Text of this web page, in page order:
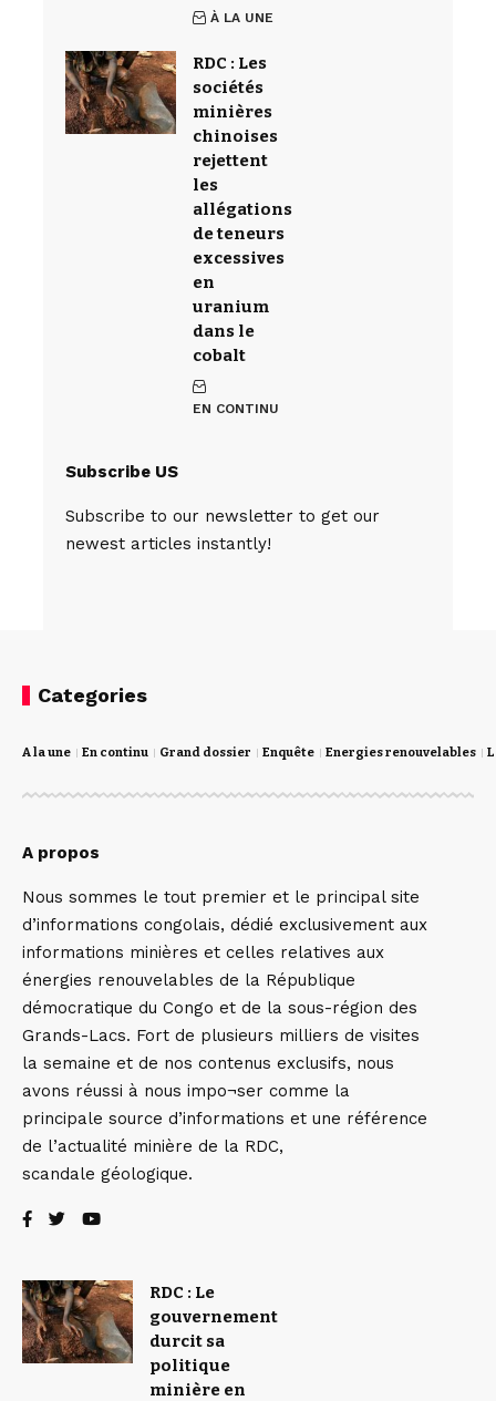
À LA UNE
RDC : Les
sociétés
minières
chinoises
rejettent
les
allégations
de teneurs
excessives
en
uranium
dans le
cobalt
EN CONTINU
Subscribe US
Subscribe to our newsletter to get our
newest articles instantly!
Categories
A la une En continu Grand dossier Enquête Energies renouvelables
A propos
Nous sommes le tout premier et le principal site
d’informations congolais, dédié exclusivement aux
informations minières et celles relatives aux
énergies renouvelables de la République
démocratique du Congo et de la sous-région des
Grands-Lacs. Fort de plusieurs milliers de visites
la semaine et de nos contenus exclusifs, nous
avons réussi à nous impo¬ser comme la
principale source d’informations et une référence
de l’actualité minière de la RDC,
scandale géologique.
RDC : Le
gouvernement
durcit sa
politique
minière en